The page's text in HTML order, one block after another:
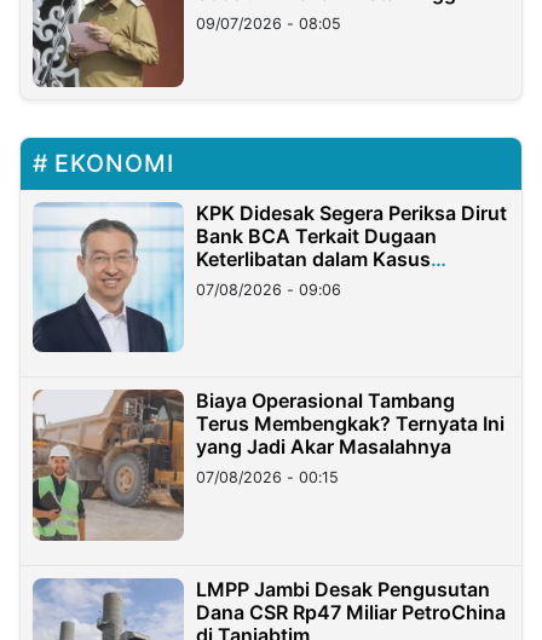
Longsor
09/07/2026 - 08:05
EKONOMI
KPK Didesak Segera Periksa Dirut
Bank BCA Terkait Dugaan
Keterlibatan dalam Kasus
Hilangnya Dana Nasabah Rp2,58
Miliar
07/08/2026 - 09:06
Biaya Operasional Tambang
Terus Membengkak? Ternyata Ini
yang Jadi Akar Masalahnya
07/08/2026 - 00:15
LMPP Jambi Desak Pengusutan
Dana CSR Rp47 Miliar PetroChina
di Tanjabtim